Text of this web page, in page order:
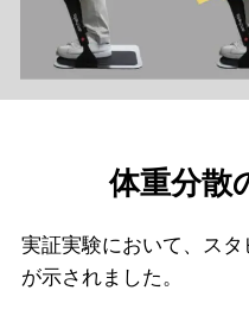
体重分散
実証実験において、ス
が示されました。